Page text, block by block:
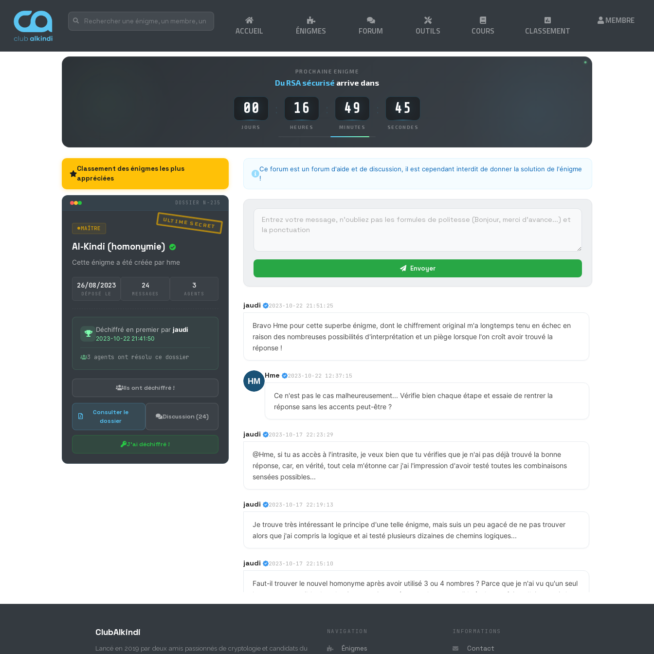
ACCUEIL ÉNIGMES FORUM OUTILS COURS CLASSEMENT
MEMBRE
PROCHAINE ENIGME
Du RSA sécurisé arrive dans
00
JOURS
16
HEURES
49
MINUTES
44
SECONDES
Classement des énigmes les plus
appréciées
DOSSIER N-235
ULTIME SECRET
MAÎTRE
Al-Kindi (homonymie)
Cette énigme a été créée par hme
26/08/2023
DÉPOSÉ LE
24
MESSAGES
3
AGENTS
Déchiffré en premier par jaudi
2023-10-22 21:41:50
3 agents ont résolu ce dossier
Ils ont déchiffré !
Consulter le
dossier
Discussion (24)
J'ai déchiffré !
Ce forum est un forum d'aide et de discussion, il est cependant interdit de donner la solution de l'énigme
!
Envoyer
jaudi 2023-10-22 21:51:25
Bravo Hme pour cette superbe énigme, dont le chiffrement original m'a longtemps tenu en échec en
raison des nombreuses possibilités d'interprétation et un piège lorsque l'on croît avoir trouvé la
réponse !
Hme 2023-10-22 12:37:15
Ce n'est pas le cas malheureusement... Vérifie bien chaque étape et essaie de rentrer la
réponse sans les accents peut-être ?
jaudi 2023-10-17 22:23:29
@Hme, si tu as accès à l'intrasite, je veux bien que tu vérifies que je n'ai pas déjà trouvé la bonne
réponse, car, en vérité, tout cela m'étonne car j'ai l'impression d'avoir testé toutes les combinaisons
sensées possibles...
jaudi 2023-10-17 22:19:13
Je trouve très intéressant le principe d'une telle énigme, mais suis un peu agacé de ne pas trouver
alors que j'ai compris la logique et ai testé plusieurs dizaines de chemins logiques...
jaudi 2023-10-17 22:15:10
Faut-il trouver le nouvel homonyme après avoir utilisé 3 ou 4 nombres ? Parce que je n'ai vu qu'un seul
homonyme possible dans les 2 cas, mais ma réponse n'est pas valide à chaque fois... J'ai compris la
logique du chiffrement depuis longtemps et suis sûr de l'utilisation du premier chiffre, mais il y a trop
jaudi 2023-10-17 21:55:39
ClubAlkindi
Lancé en 2019 par deux amis passionnés de cryptologie et candidats du
NAVIGATION
Énigmes
INFORMATIONS
Contact